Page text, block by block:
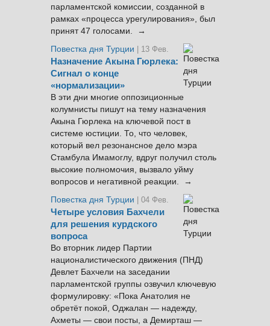
парламентской комиссии, созданной в
рамках «процесса урегулирования», был
принят 47 голосами. →
Повестка дня Турции
| 13 Фев.
Назначение Акына Гюрлека:
Сигнал о конце
«нормализации»
В эти дни многие оппозиционные
колумнисты пишут на тему назначения
Акына Гюрлека на ключевой пост в
системе юстиции. То, что человек,
который вел резонансное дело мэра
Стамбула Имамоглу, вдруг получил столь
высокие полномочия, вызвало уйму
вопросов и негативной реакции. →
Повестка дня Турции
| 04 Фев.
Четыре условия Бахчели
для решения курдского
вопроса
Во вторник лидер Партии
националистического движения (ПНД)
Девлет Бахчели на заседании
парламентской группы озвучил ключевую
формулировку: «Пока Анатолия не
обретёт покой, Оджалан — надежду,
Ахметы — свои посты, а Демирташ —